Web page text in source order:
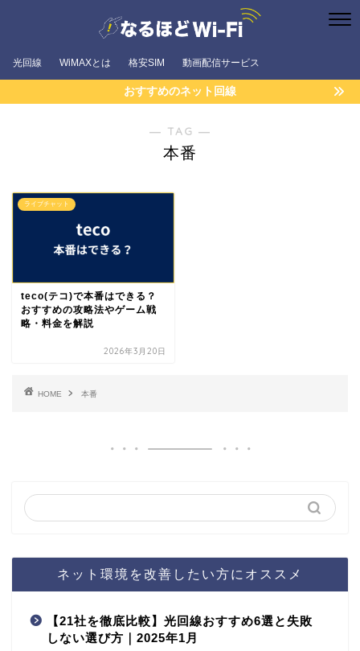
光回線 WiMAXとは 格安SIM 動画配信サービス
おすすめのネット回線
― TAG ―
本番
ライブチャット
teco(テコ)で本番はできる？
おすすめの攻略法やゲーム戦
略・料金を解説
2026年3月20日
HOME 本番
ネット環境を改善したい方にオススメ
【21社を徹底比較】光回線おすすめ6選と失敗
しない選び方｜2025年1月